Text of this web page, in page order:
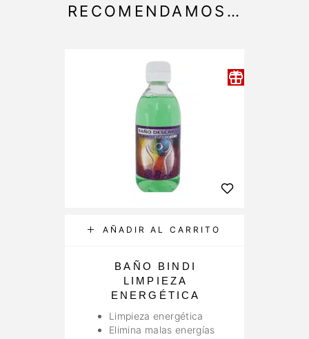
RECOMENDAMOS…
AÑADIR AL CARRITO
BAÑO BINDI
LIMPIEZA
ENERGÉTICA
Limpieza energética
Elimina malas energías